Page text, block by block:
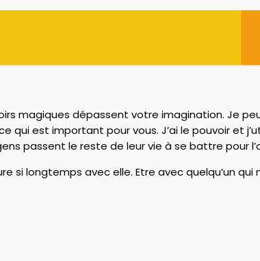
magiques dépassent votre imagination. Je
qui est important pour vous. J’ai le pouvoir et
passent le reste de leur vie à se battre pour
si longtemps avec elle. Etre avec quelqu’un qui